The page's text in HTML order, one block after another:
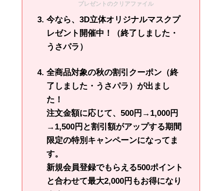
プレゼントのクリアファイル
今なら、3D立体オリジナルマスクプ
レゼント開催中！（終了しました・
うさパラ）
全商品対象の秋の割引クーポン（終
了しました・うさパラ）が出まし
た！
注文金額に応じて、500円→1,000円
→1,500円と割引額がアップする期間
限定の特別キャンペーンになってま
す。
新規会員登録でもらえる500ポイント
と合わせて最大2,000円もお得になり